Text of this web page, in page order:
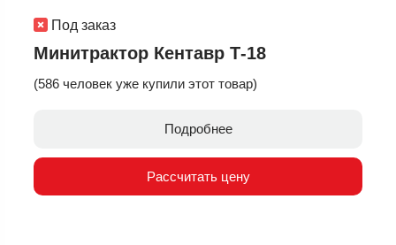
Под заказ
Минитрактор Кентавр Т-18
(586 человек уже купили этот товар)
Подробнее
Рассчитать цену